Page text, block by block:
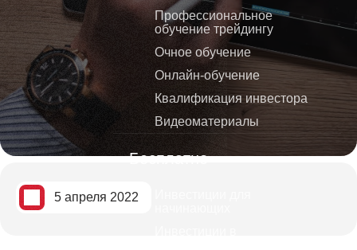
Профессиональное
обучение трейдингу
Очное обучение
Онлайн-обучение
Квалификация инвестора
Видеоматериалы
Бесплатно
5 апреля 2022